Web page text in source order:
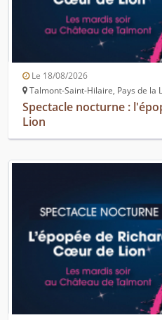
Le 18/08/2026
Talmont-Saint-Hilaire, Pays de la
Spectacle nocturne :
Lion